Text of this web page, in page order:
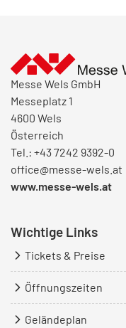
Messe Wels GmbH
Messeplatz 1
4600 Wels
Österreich
Tel.: +43 7242 9392-0
office@messe-wels.at
www.messe-wels.at
Wichtige Links
Tickets & Preise
Öffnungszeiten
Geländeplan